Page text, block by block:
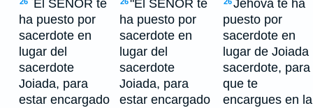
`El SEÑOR te
ha puesto por
sacerdote en
lugar del
sacerdote
Joiada, para
estar encargado
"El SEÑOR te
ha puesto por
sacerdote en
lugar del
sacerdote
Joiada, para
estar encargado
Jehová te ha
puesto por
sacerdote en
lugar de Joiada
sacerdote, para
que te
encargues en la